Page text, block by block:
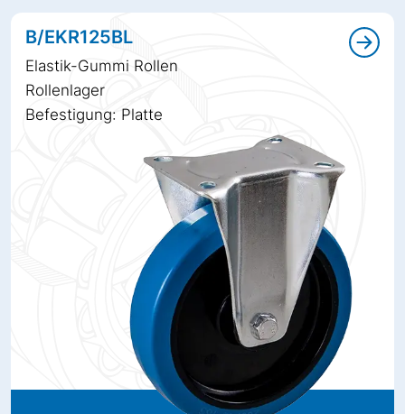
B/EKR125BL
Elastik-Gummi Rollen
Rollenlager
Befestigung: Platte